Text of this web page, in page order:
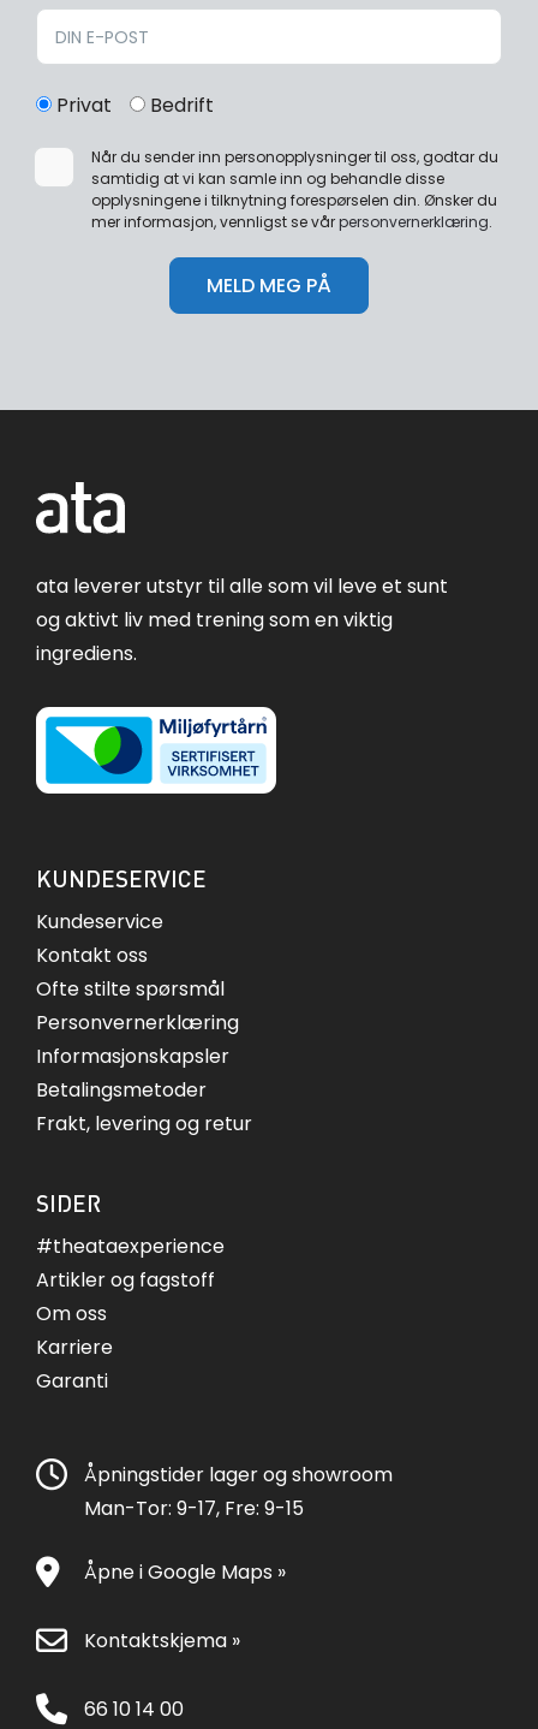
Privat Bedrift
Når du sender inn personopplysninger til oss, godtar du
samtidig at vi kan samle inn og behandle disse
opplysningene i tilknytning forespørselen din. Ønsker du
mer informasjon, vennligst se vårpersonvernerklæring.
ata leverer utstyr til alle som vil leve et sunt
og aktivt liv med trening som en viktig
ingrediens.
KUNDESERVICE
Kundeservice
Kontakt oss
Ofte stilte spørsmål
Personvernerklæring
Informasjonskapsler
Betalingsmetoder
Frakt, levering og retur
SIDER
#theataexperience
Artikler og fagstoff
Om oss
Karriere
Garanti
Åpningstider lager og showroom
Man-Tor: 9-17, Fre: 9-15
Åpne i Google Maps »
Kontaktskjema »
66 10 14 00